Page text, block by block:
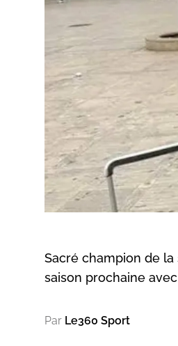
Sacré champion de la
saison prochaine
Par Le360 Sport